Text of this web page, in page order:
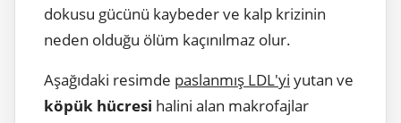
dokusu gücünü kaybeder ve kalp krizinin
neden olduğu ölüm kaçınılmaz olur.
Aşağıdaki resimde paslanmış LDL'yi yutan ve
köpük hücresi halini alan makrofajlar